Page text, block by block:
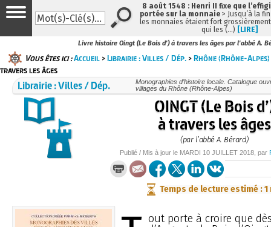
Livre histoire Oingt (Le Bois d') à travers les âges par l'abbé A.
Vous êtes ici :Accueil >Librairie : Villes / Dép. >Rhône (Rhône-Alpes)
travers les âges
Librairie : Villes / Dép.
Monographies d’histoire locale. Catalogue
villages du Rhône (Rhône-Alpes)
OINGT (Le Bois
à travers les âges
(par l’abbé A. Bérard)
Publié / Mis à jour le MARDI 10 JUILLET 2018 , par
Temps de lecture estimé : 1
out porte à croire que
8 août 1548 : Henri II fixe que
portée sur la monnaie > Jusqu’à la
les monnaies étaient fort
qui les (…) [LIRE]